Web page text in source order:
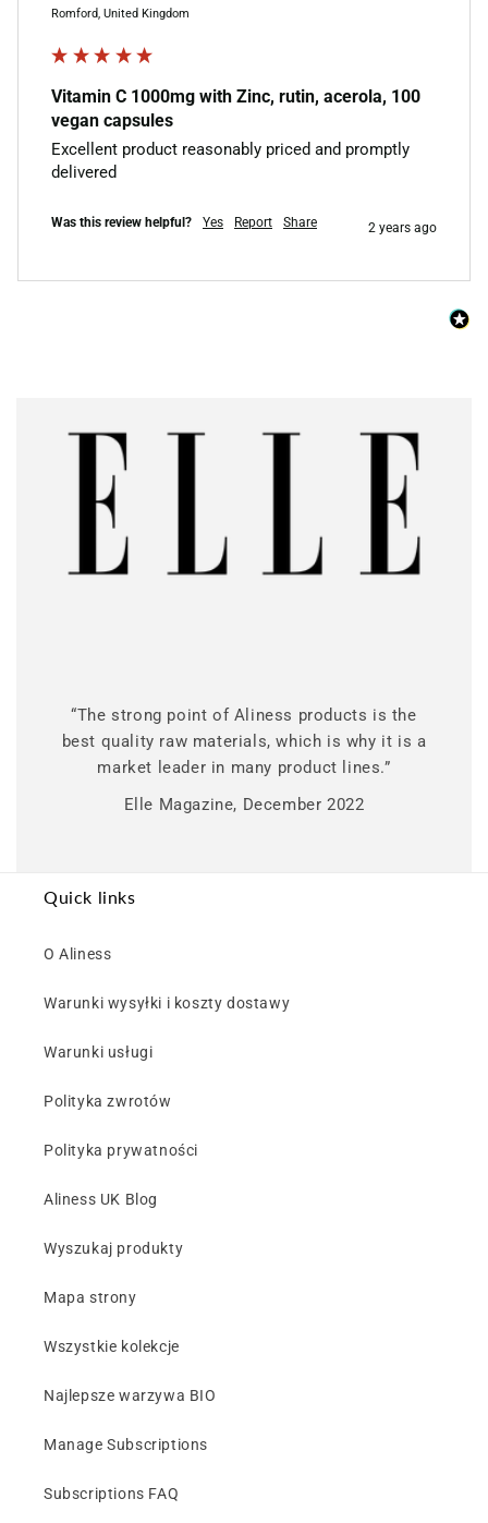
Romford, United Kingdom
Vitamin C 1000mg with Zinc, rutin, acerola, 100
vegan capsules
Excellent product reasonably priced and promptly
delivered
Was this review helpful? Yes Report Share 2 years ago
“The strong point of Aliness products is the
best quality raw materials, which is why it is a
market leader in many product lines.”
Elle Magazine, December 2022
Quick links
O Aliness
Warunki wysyłki i koszty dostawy
Warunki usługi
Polityka zwrotów
Polityka prywatności
Aliness UK Blog
Wyszukaj produkty
Mapa strony
Wszystkie kolekcje
Najlepsze warzywa BIO
Manage Subscriptions
Subscriptions FAQ